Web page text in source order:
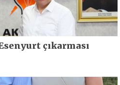
çıkarması